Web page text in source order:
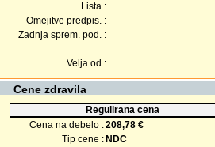
Lista :
Omejitve predpis. :
Zadnja sprem. pod. :
Velja od :
Cene zdravila
Regulirana cena
Cena na debelo :208,78 €
Tip cene : NDC